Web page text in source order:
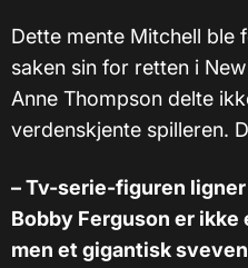
Dette mente Mitchell ble
saken sin for retten i
Anne Thompson delte
verdenskjente spilleren.
– Tv-serie-figuren
Bobby Ferguson er
men et gigantisk